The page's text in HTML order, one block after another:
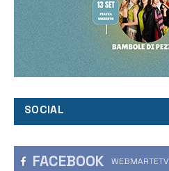
SOCIAL
FACEBOOK WEBMARTETV